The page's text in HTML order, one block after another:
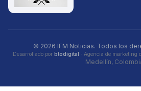
© 2026 IFM Noticias. Todos los
Desarrollado por btodigital · Agencia de
Medellín,